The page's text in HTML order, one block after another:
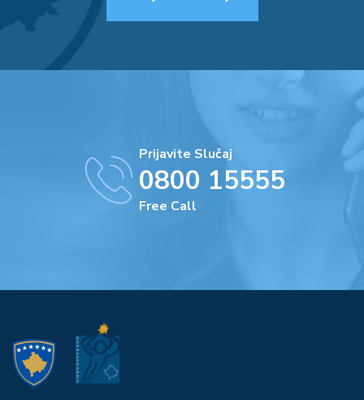
Prijavite Slučaj
0800 15555
Free Call